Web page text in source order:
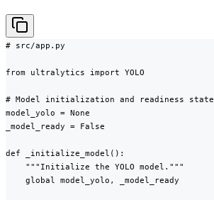
# src/app.py
from ultralytics import YOLO
# Model initialization and readiness state
model_yolo = None
_model_ready = False
def _initialize_model():
    """Initialize the YOLO model."""
    global model_yolo, _model_ready